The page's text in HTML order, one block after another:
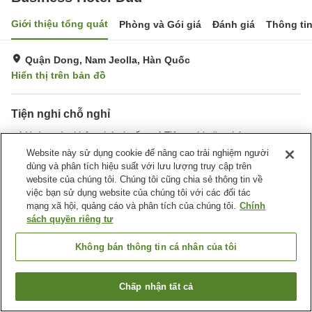
Giới thiệu tổng quát Phòng và Gói giá Đánh giá Thông
Quận Dong, Nam Jeolla, Hàn Quốc
Hiển thị trên bản đồ
Tiện nghi chỗ nghỉ
Hoàn toàn không hút thuốc Tiện nghi văn phòng
Trang chủ Hàn Quốc Nam Jeolla
Quận Dong
Business Hotel Duu
Tìm phòng trống
Website này sử dụng cookie để nâng cao trải nghiệm người
dùng và phân tích hiệu suất với lưu lượng truy cập trên
website của chúng tôi. Chúng tôi cũng chia sẻ thông tin về
việc bạn sử dụng website của chúng tôi với các đối tác
mạng xã hội, quảng cáo và phân tích của chúng tôi. Chính
sách quyền riêng tư
Không bán thông tin cá nhân của tôi
Chấp nhận tất cả